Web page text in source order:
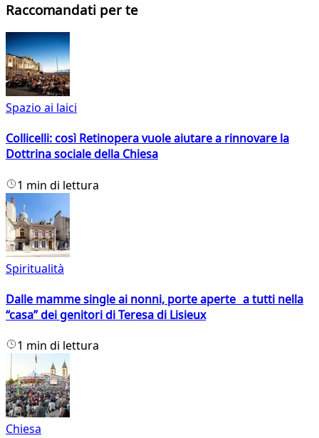
Raccomandati per te
Spazio ai laici
Collicelli: così Retinopera vuole aiutare a rinnovare la
Dottrina sociale della Chiesa
1 min di lettura
Spiritualità
Dalle mamme single ai nonni, porte aperte a tutti nella
“casa” dei genitori di Teresa di Lisieux
1 min di lettura
Chiesa